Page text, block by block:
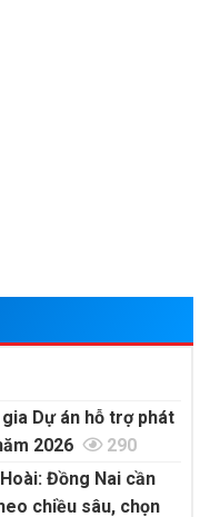
Dự án hỗ trợ phát
2026
290
Đồng Nai cần
chiều sâu, chọn